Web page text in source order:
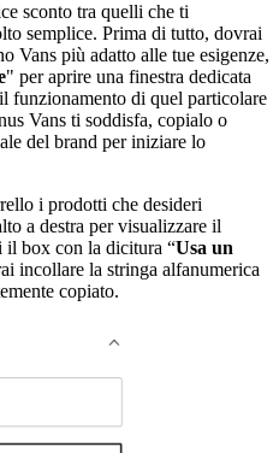
sconto tra quelli che ti
semplice. Prima di tutto, dovrai
Vans più adatto alle tue esigenze,
" per aprire una finestra dedicata
funzionamento di quel particolare
Vans ti soddisfa, copialo o
del brand per iniziare lo
i prodotti che desideri
a destra per visualizzare il
il box con la dicitura “Usa un
incollare la stringa alfanumerica
copiato.